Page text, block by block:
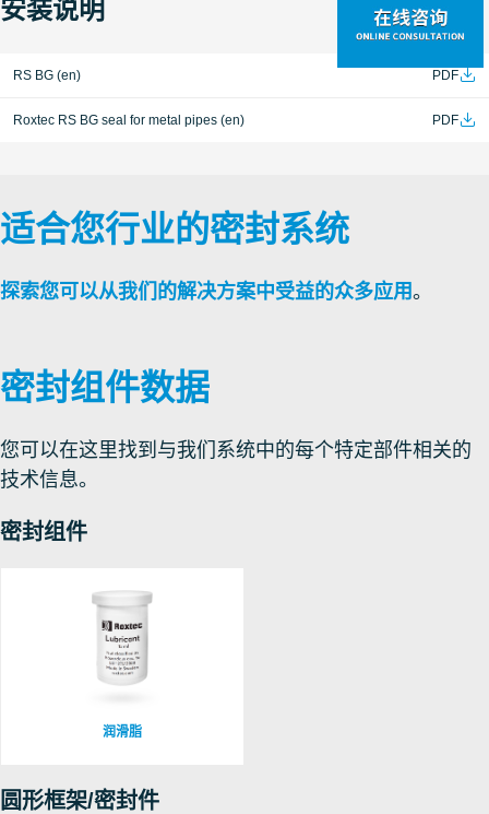
安装说明
RS BG (en) PDF
Roxtec RS BG seal for metal pipes (en) PDF
适合您行业的密封系统
探索您可以从我们的解决方案中受益的众多应用。
密封组件数据
您可以在这里找到与我们系统中的每个特定部件相关的
技术信息。
密封组件
润滑脂
圆形框架/密封件